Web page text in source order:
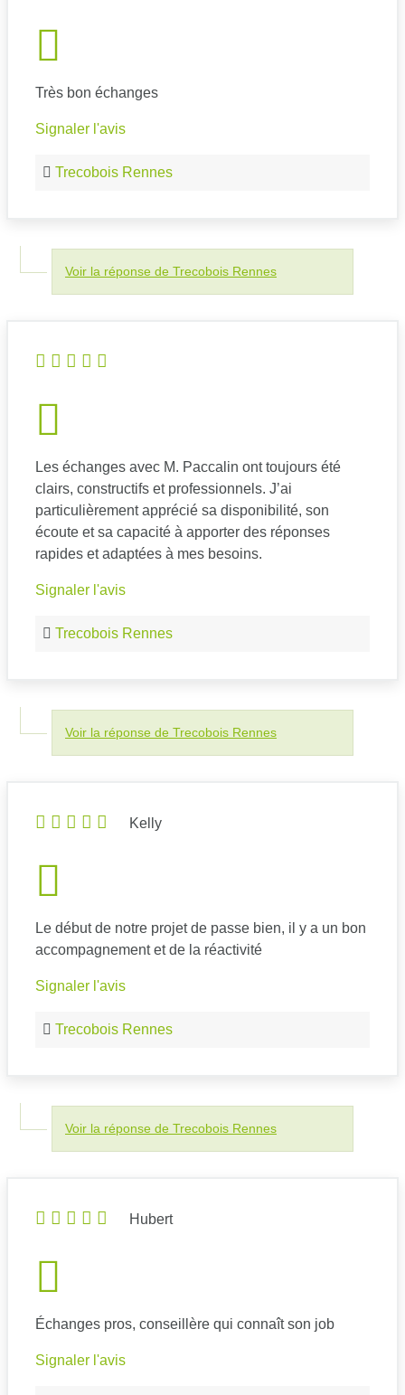
Très bon échanges
Signaler l'avis
Trecobois Rennes
Voir la réponse de Trecobois Rennes
Les échanges avec M. Paccalin ont toujours été
clairs, constructifs et professionnels. J’ai
particulièrement apprécié sa disponibilité, son
écoute et sa capacité à apporter des réponses
rapides et adaptées à mes besoins.
Signaler l'avis
Trecobois Rennes
Voir la réponse de Trecobois Rennes
Kelly
Le début de notre projet de passe bien, il y a un bon
accompagnement et de la réactivité
Signaler l'avis
Trecobois Rennes
Voir la réponse de Trecobois Rennes
Hubert
Échanges pros, conseillère qui connaît son job
Signaler l'avis